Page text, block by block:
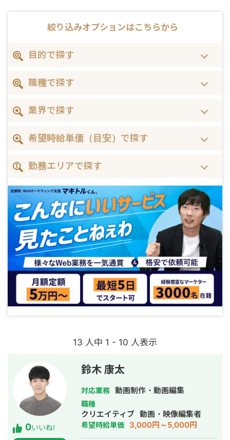
絞り込みオプションはこちらから
目的で探す
職種で探す
業界で探す
希望時給単価（目安）で探す
勤務エリアで探す
13 人中 1 - 10 人表示
0いいね!
鈴木 康太
対応業務 動画制作・動画編集
職種
クリエイティブ 動画・映像編集者
希望時給単価 3,000円～5,000円